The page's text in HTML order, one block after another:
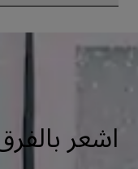
ar-ae/social-
health-safety
اشعر